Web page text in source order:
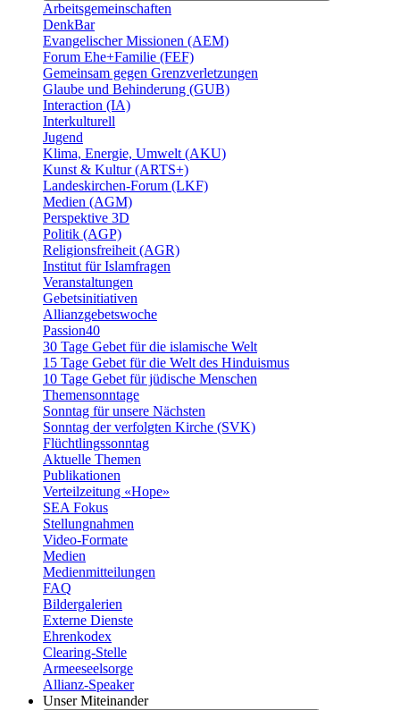
Arbeitsgemeinschaften
DenkBar
Evangelischer Missionen (AEM)
Forum Ehe+Familie (FEF)
Gemeinsam gegen Grenzverletzungen
Glaube und Behinderung (GUB)
Interaction (IA)
Interkulturell
Jugend
Klima, Energie, Umwelt (AKU)
Kunst & Kultur (ARTS+)
Landeskirchen-Forum (LKF)
Medien (AGM)
Perspektive 3D
Politik (AGP)
Religionsfreiheit (AGR)
Institut für Islamfragen
Veranstaltungen
Gebetsinitiativen
Allianzgebetswoche
Passion40
30 Tage Gebet für die islamische Welt
15 Tage Gebet für die Welt des Hinduismus
10 Tage Gebet für jüdische Menschen
Themensonntage
Sonntag für unsere Nächsten
Sonntag der verfolgten Kirche (SVK)
Flüchtlingssonntag
Aktuelle Themen
Publikationen
Verteilzeitung «Hope»
SEA Fokus
Stellungnahmen
Video-Formate
Medien
Medienmitteilungen
FAQ
Bildergalerien
Externe Dienste
Ehrenkodex
Clearing-Stelle
Armeeseelsorge
Allianz-Speaker
Unser Miteinander